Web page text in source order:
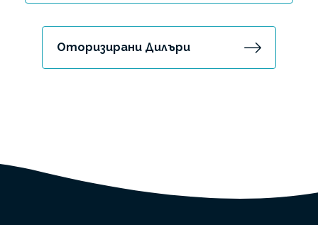
Оторизирани Дилъри